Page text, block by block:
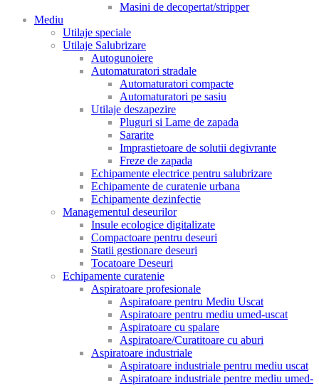
Masini de decopertat/stripper
Mediu
Utilaje speciale
Utilaje Salubrizare
Autogunoiere
Automaturatori stradale
Automaturatori compacte
Automaturatori pe sasiu
Utilaje deszapezire
Pluguri si Lame de zapada
Sararite
Imprastietoare de solutii degivrante
Freze de zapada
Echipamente electrice pentru salubrizare
Echipamente de curatenie urbana
Echipamente dezinfectie
Managementul deseurilor
Insule ecologice digitalizate
Compactoare pentru deseuri
Statii gestionare deseuri
Tocatoare Deseuri
Echipamente curatenie
Aspiratoare profesionale
Aspiratoare pentru Mediu Uscat
Aspiratoare pentru mediu umed-uscat
Aspiratoare cu spalare
Aspiratoare/Curatitoare cu aburi
Aspiratoare industriale
Aspiratoare industriale pentru mediu uscat
Aspiratoare industriale pentre mediu umed-